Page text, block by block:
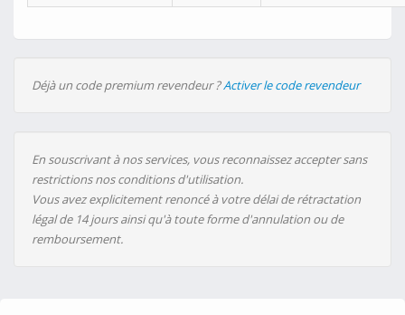
Déjà un code premium revendeur ?Activer le code revendeur
En souscrivant à nos services, vous reconnaissez accepter sans
restrictions nos conditions d'utilisation.
Vous avez explicitement renoncé à votre délai de rétractation
légal de 14 jours ainsi qu'à toute forme d'annulation ou de
remboursement.